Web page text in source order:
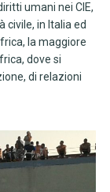
umani nei CIE,
civile, in Italia ed
la maggiore
dove si
di relazioni